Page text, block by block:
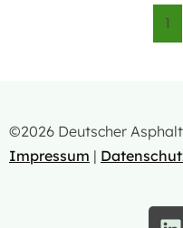
1
©2026 Deutscher
Impressum |